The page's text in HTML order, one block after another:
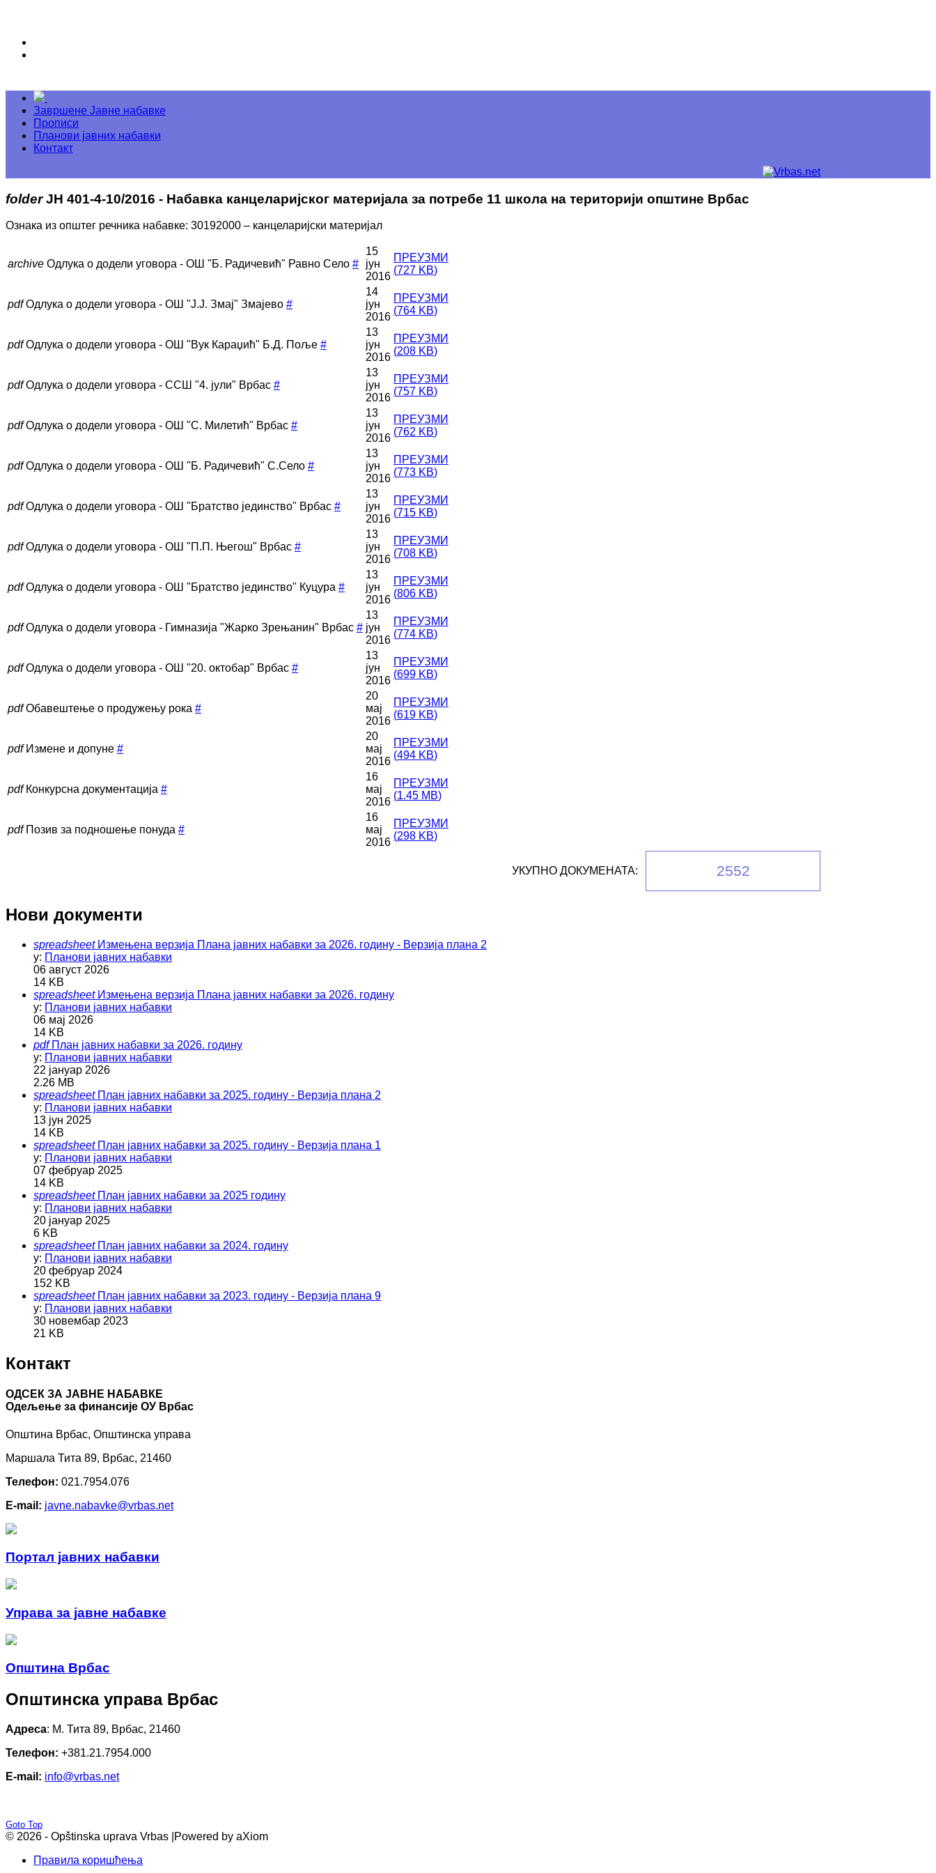
Завршене Јавне набавке
Прописи
Планови јавних набавки
Контакт
folder ЈН 401-4-10/2016 - Набавка канцеларијског материјала за потребе 11 школа на територији општине Врбас
Ознака из општег речника набавке: 30192000 – канцеларијски материјал
archive Одлука о додели уговора - ОШ "Б. Радичевић" Равно Село #
15
јун
2016
ПРЕУЗМИ
(727 KB)
pdf Одлука о додели уговора - ОШ "Ј.Ј. Змај" Змајево #
14
јун
2016
ПРЕУЗМИ
(764 KB)
pdf Одлука о додели уговора - ОШ "Вук Караџић" Б.Д. Поље #
13
јун
2016
ПРЕУЗМИ
(208 KB)
pdf Одлука о додели уговора - ССШ "4. јули" Врбас #
13
јун
2016
ПРЕУЗМИ
(757 KB)
pdf Одлука о додели уговора - ОШ "С. Милетић" Врбас #
13
јун
2016
ПРЕУЗМИ
(762 KB)
pdf Одлука о додели уговора - ОШ "Б. Радичевић" С.Село #
13
јун
2016
ПРЕУЗМИ
(773 KB)
pdf Одлука о додели уговора - ОШ "Братство јединство" Врбас #
13
јун
2016
ПРЕУЗМИ
(715 KB)
pdf Одлука о додели уговора - ОШ "П.П. Његош" Врбас #
13
јун
2016
ПРЕУЗМИ
(708 KB)
pdf Одлука о додели уговора - ОШ "Братство јединство" Куцура #
13
јун
2016
ПРЕУЗМИ
(806 KB)
pdf Одлука о додели уговора - Гимназија "Жарко Зрењанин" Врбас #
13
јун
2016
ПРЕУЗМИ
(774 KB)
pdf Одлука о додели уговора - ОШ "20. октобар" Врбас #
13
јун
2016
ПРЕУЗМИ
(699 KB)
pdf Обавештење о продужењу рока #
20
мај
2016
ПРЕУЗМИ
(619 KB)
pdf Измене и допуне #
20
мај
2016
ПРЕУЗМИ
(494 KB)
pdf Конкурсна документација #
16
мај
2016
ПРЕУЗМИ
(1.45 MB)
pdf Позив за подношење понуда #
16
мај
2016
ПРЕУЗМИ
(298 KB)
УКУПНО ДОКУМЕНАТА: 2552
Нови документи
spreadsheet Измењена верзија Плана јавних набавки за 2026. годину - Верзија плана 2
у: Планови јавних набавки
06 август 2026
14 KB
spreadsheet Измењена верзија Плана јавних набавки за 2026. годину
у: Планови јавних набавки
06 мај 2026
14 KB
pdf План јавних набавки за 2026. годину
у: Планови јавних набавки
22 јануар 2026
2.26 MB
spreadsheet План јавних набавки за 2025. годину - Верзија плана 2
у: Планови јавних набавки
13 јун 2025
14 KB
spreadsheet План јавних набавки за 2025. годину - Верзија плана 1
у: Планови јавних набавки
07 фебруар 2025
14 KB
spreadsheet План јавних набавки за 2025 годину
у: Планови јавних набавки
20 јануар 2025
6 KB
spreadsheet План јавних набавки за 2024. годину
у: Планови јавних набавки
20 фебруар 2024
152 KB
spreadsheet План јавних набавки за 2023. годину - Верзија плана 9
у: Планови јавних набавки
30 новембар 2023
21 KB
Контакт
ОДСЕК ЗА ЈАВНЕ НАБАВКЕ
Oдељење за финансије ОУ Врбас
Општина Врбас, Општинска управа
Маршала Тита 89, Врбас, 21460
Телефон: 021.7954.076
E-mail: javne.nabavke@vrbas.net
Портал јавних набавки
Управа за јавне набавке
Општина Врбас
Општинска управа Врбас
Адреса: М. Тита 89, Врбас, 21460
Телефон: +381.21.7954.000
E-mail: info@vrbas.net
Goto Top
© 2026 - Opštinska uprava Vrbas | Powered by aXiom
Правила коришћења